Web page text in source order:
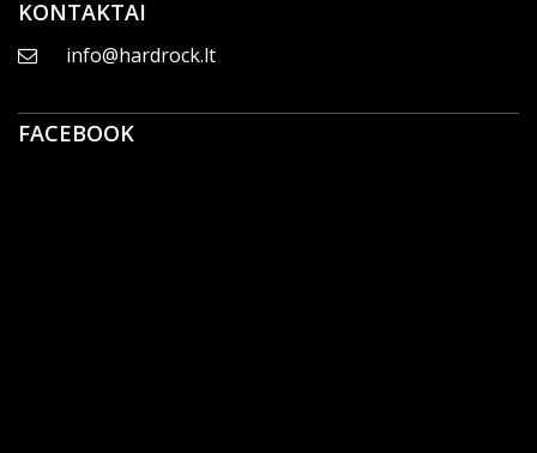
KONTAKTAI
info@hardrock.lt
FACEBOOK